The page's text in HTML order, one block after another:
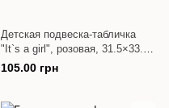
Детская подвеска-табличка
"It`s a girl", розовая, 31.5×33.5
см
105.00 грн